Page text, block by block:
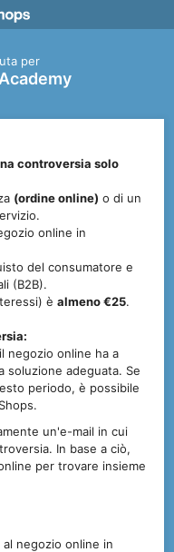
per
controversia solo
(ordine online) o di un
online in
del consumatoree
(B2B).
èalmeno €25.
negozio online ha a
soluzione adeguata. Se
periodo, è possibile
un'e-mail in cui
In base a ciò,
per trovare insieme
negozio online in